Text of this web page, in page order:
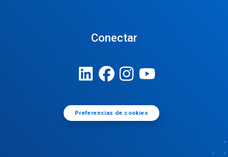
Conectar
Preferencias de cookies